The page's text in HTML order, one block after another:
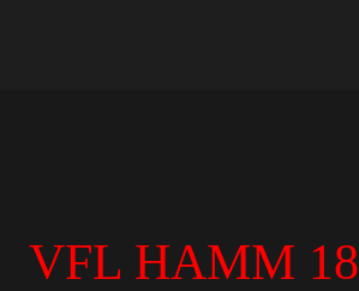
VFL HAMM